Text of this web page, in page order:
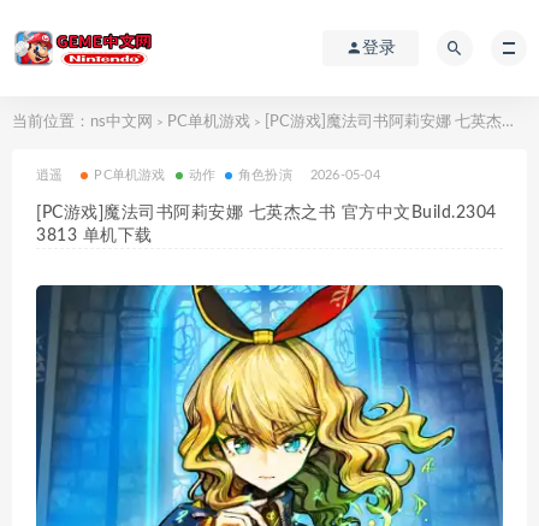
登录
当前位置： ns中文网 > PC单机游戏 > [PC游戏]魔法司书阿莉安娜 七英杰之书 官方中文Build.23043813 单机下载
逍遥 PC单机游戏 动作 角色扮演 2026-05-04
[PC游戏]魔法司书阿莉安娜 七英杰之书 官方中文Build.2304
3813 单机下载